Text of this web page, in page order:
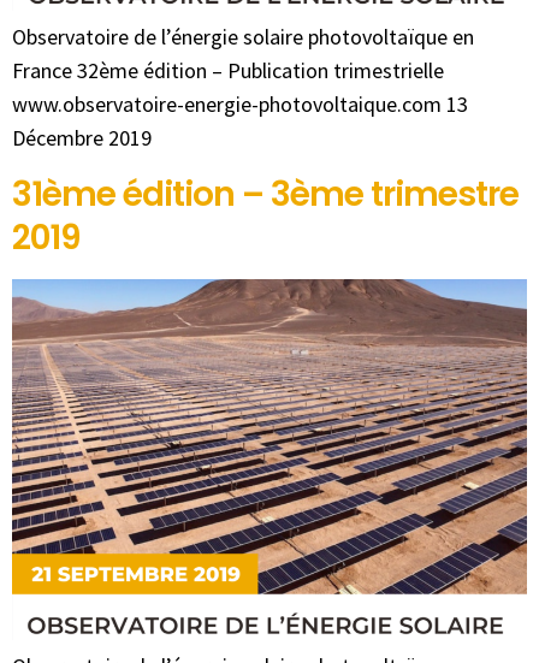
Observatoire de l’énergie solaire photovoltaïque en
France 32ème édition – Publication trimestrielle
www.observatoire-energie-photovoltaique.com 13
Décembre 2019
31ème édition – 3ème trimestre
2019